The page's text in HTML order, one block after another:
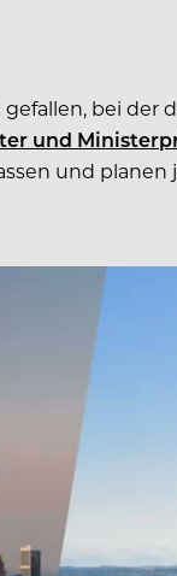
bei
und
und